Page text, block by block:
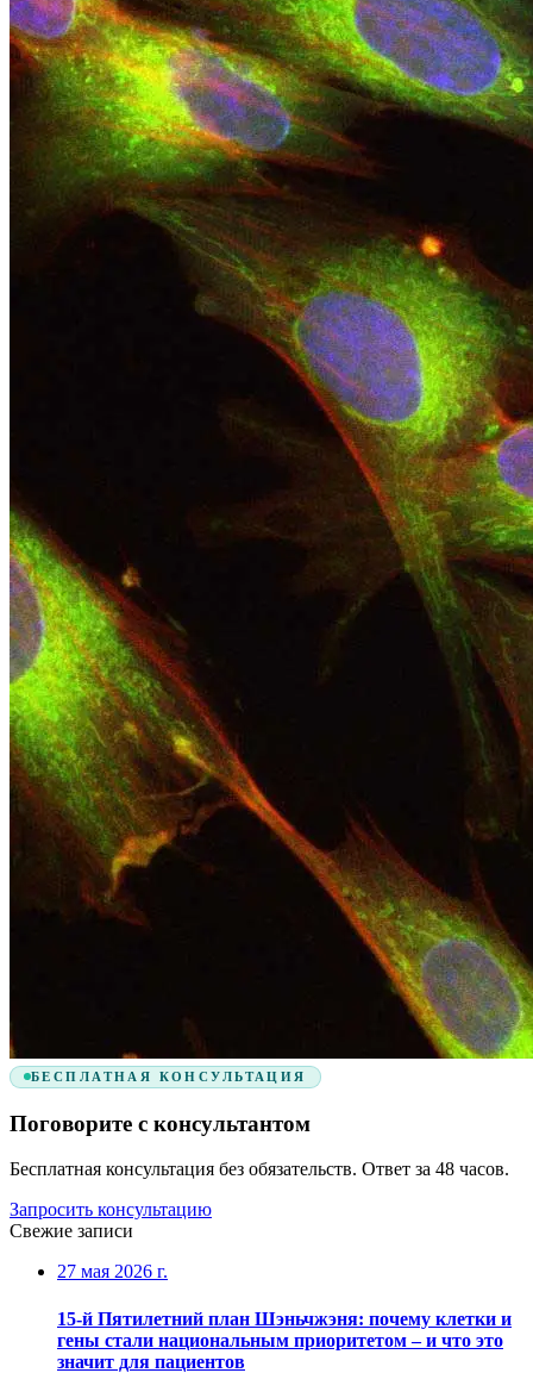
БЕСПЛАТНАЯ КОНСУЛЬТАЦИЯ
Поговорите с консультантом
Бесплатная консультация без обязательств. Ответ за 48 часов.
Запросить консультацию
Свежие записи
27 мая 2026 г.
15-й Пятилетний план Шэньчжэня: почему клетки и
гены стали национальным приоритетом – и что это
значит для пациентов